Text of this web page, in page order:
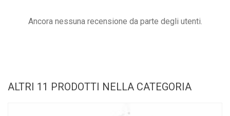
Ancora nessuna recensione da parte degli utenti.
ALTRI 11 PRODOTTI NELLA CATEGORIA